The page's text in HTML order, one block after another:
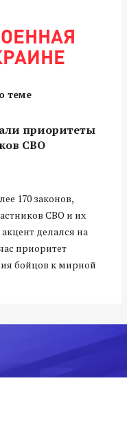
теме
приоритеты
СВО
170 законов,
СВО и их
делался на
приоритет
бойцов к мирной